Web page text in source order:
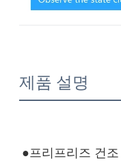
제품 설명
●프리프리즈 건